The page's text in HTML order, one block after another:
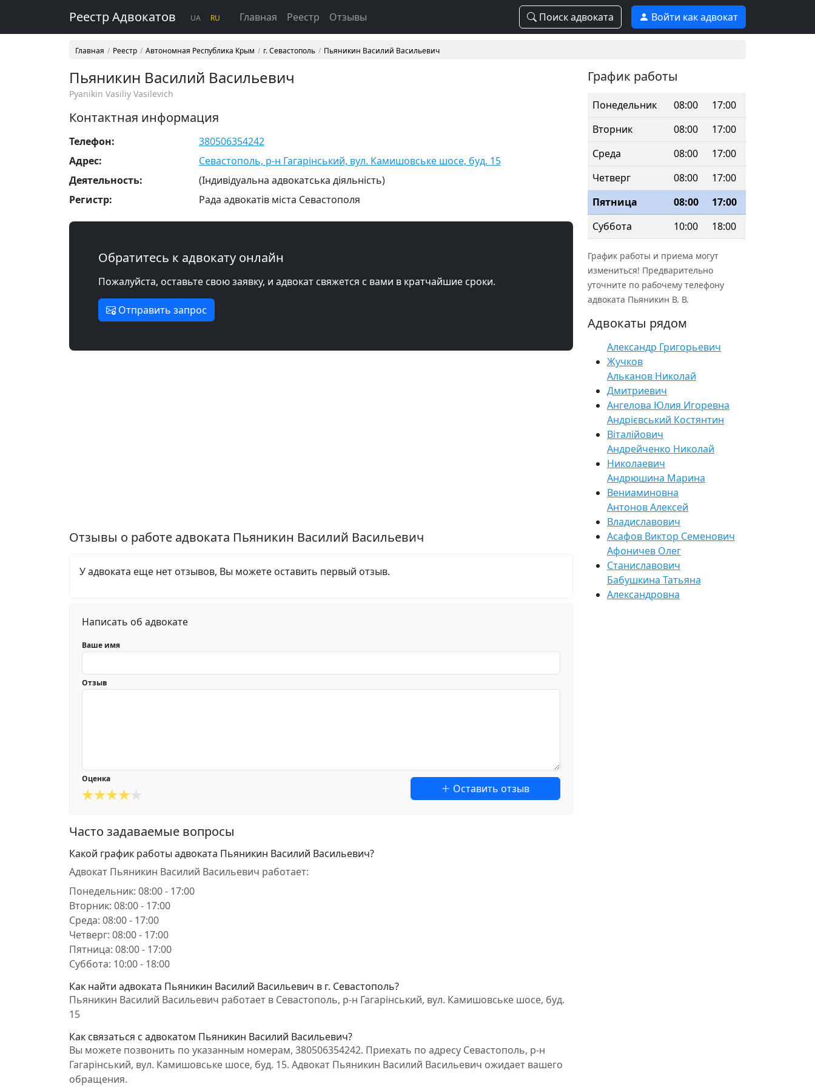
Реестр Адвокатов UA RU Главная Реестр Отзывы Поиск адвоката Войти как адвокат
Главная Реестр Автономная Республика Крым г. Севастополь Пьяникин Василий Васильевич
Пьяникин Василий Васильевич
Pyanikin Vasiliy Vasilevich
Контактная информация
Телефон:
380506354242
Адрес:
Севастополь, р-н Гагарінський, вул. Камишовське шосе, буд. 15
Деятельность:
(Індивідуальна адвокатська діяльність)
Регистр:
Рада адвокатів міста Севастополя
Обратитесь к адвокату онлайн
Пожалуйста, оставьте свою заявку, и адвокат свяжется с вами в кратчайшие сроки.
Отправить запрос
Отзывы о работе адвоката Пьяникин Василий Васильевич
У адвоката еще нет отзывов, Вы можете оставить первый отзыв.
Написать об адвокате
Ваше имя
Отзыв
Оценка
Оставить отзыв
Часто задаваемые вопросы
Какой график работы адвоката Пьяникин Василий Васильевич?
Адвокат Пьяникин Василий Васильевич работает:
Понедельник: 08:00 - 17:00
Вторник: 08:00 - 17:00
Среда: 08:00 - 17:00
Четверг: 08:00 - 17:00
Пятница: 08:00 - 17:00
Суббота: 10:00 - 18:00
Как найти адвоката Пьяникин Василий Васильевич в г. Севастополь?
Пьяникин Василий Васильевич работает в Севастополь, р-н Гагарінський, вул. Камишовське шосе, буд.
15
Как связаться с адвокатом Пьяникин Василий Васильевич?
Вы можете позвонить по указанным номерам, 380506354242. Приехать по адресу Севастополь, р-н
Гагарінський, вул. Камишовське шосе, буд. 15. Адвокат Пьяникин Василий Васильевич ожидает вашего
обращения.
График работы
Понедельник 08:00
17:00
Вторник
08:00
17:00
Среда
08:00
17:00
Четверг
08:00
17:00
Пятница
08:00
17:00
Суббота
10:00 18:00
График работы и приема могут
измениться! Предварительно
уточните по рабочему телефону
адвоката Пьяникин В. В.
Адвокаты рядом
Александр Григорьевич
Жучков
Альканов Николай
Дмитриевич
Ангелова Юлия Игоревна
Андрієвський Костянтин
Віталійович
Андрейченко Николай
Николаевич
Андрюшина Марина
Вениаминовна
Антонов Алексей
Владиславович
Асафов Виктор Семенович
Афоничев Олег
Станиславович
Бабушкина Татьяна
Александровна